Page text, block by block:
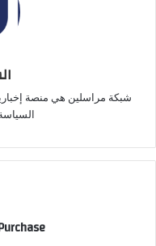
شبكة مراسلين هي منصة